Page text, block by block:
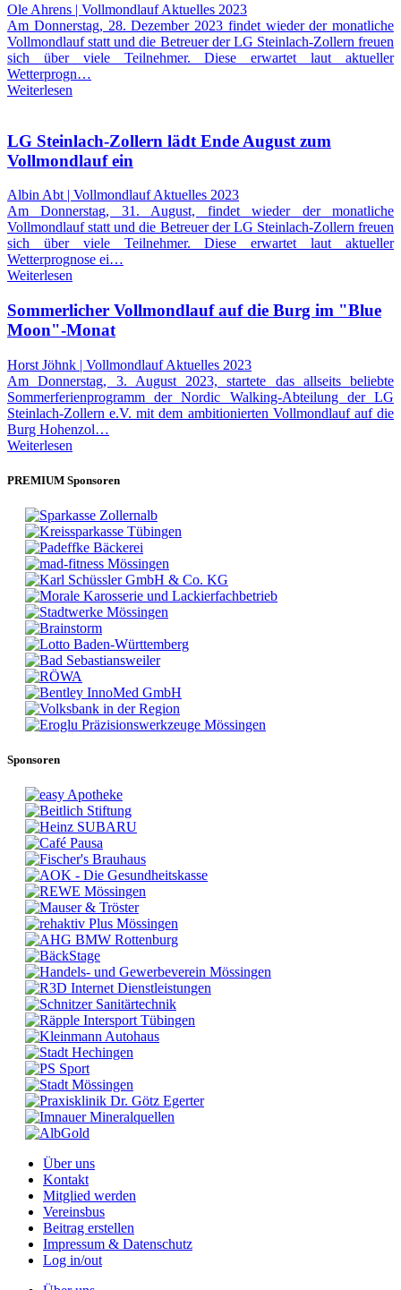
Ole Ahrens | Vollmondlauf Aktuelles 2023
Am Donnerstag, 28. Dezember 2023 findet wieder der monatliche
Vollmondlauf statt und die Betreuer der LG Steinlach-Zollern freuen
sich über viele Teilnehmer. Diese erwartet laut aktueller
Wetterprogn…
Weiterlesen
LG Steinlach-Zollern lädt Ende August zum
Vollmondlauf ein
Albin Abt | Vollmondlauf Aktuelles 2023
Am Donnerstag, 31. August, findet wieder der monatliche
Vollmondlauf statt und die Betreuer der LG Steinlach-Zollern freuen
sich über viele Teilnehmer. Diese erwartet laut aktueller
Wetterprognose ei…
Weiterlesen
Sommerlicher Vollmondlauf auf die Burg im "Blue
Moon"-Monat
Horst Jöhnk | Vollmondlauf Aktuelles 2023
Am Donnerstag, 3. August 2023, startete das allseits beliebte
Sommerferienprogramm der Nordic Walking-Abteilung der LG
Steinlach-Zollern e.V. mit dem ambitionierten Vollmondlauf auf die
Burg Hohenzol…
Weiterlesen
PREMIUM Sponsoren
Sponsoren
Über uns
Kontakt
Mitglied werden
Vereinsbus
Beitrag erstellen
Impressum & Datenschutz
Log in/out